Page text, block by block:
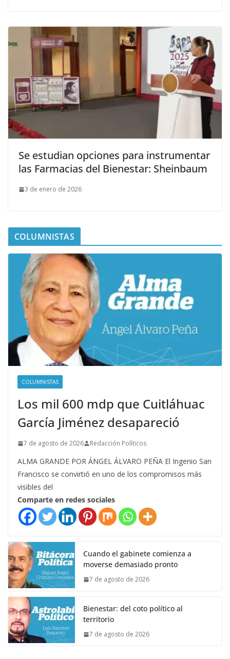
Se estudian opciones para instrumentar
las Farmacias del Bienestar: Sheinbaum
3 de enero de 2026
COLUMNISTAS
COLUMNISTAS
Los mil 600 mdp que Cuitláhuac
García Jiménez desapareció
7 de agosto de 2026 Redacción Políticos
ALMA GRANDE POR ÁNGEL ÁLVARO PEÑA El Ingenio San
Francisco se convirtió en uno de los compromisos más
visibles del
Comparte en redes sociales
Cuando el gabinete comienza a
moverse demasiado pronto
7 de agosto de 2026
Bienestar: del coto político al
territorio
7 de agosto de 2026